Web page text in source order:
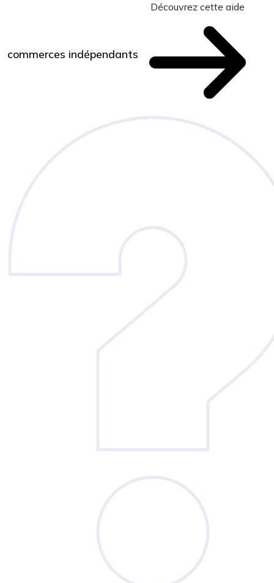
commerces indépendants
Découvrez cette aide